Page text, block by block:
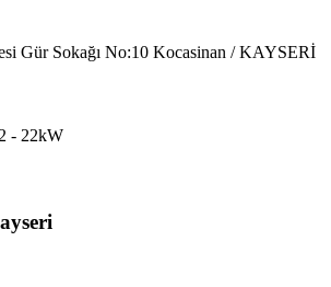
Gür Sokağı No:10 Kocasinan / KAYSERİ
- 22kW